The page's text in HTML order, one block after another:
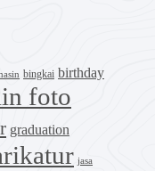
bingkai birthday
foto
graduation
jasa